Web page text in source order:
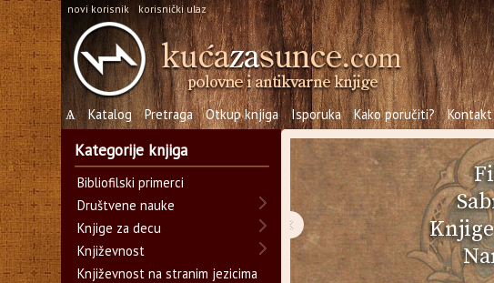
novi korisnik korisnički ulaz
Ѧ Katalog Pretraga Otkup knjiga Isporuka Kako poručiti? Kontakt
‹
Kategorije knjiga
Bibliofilski primerci
Društvene nauke
Knjige za decu
Književnost
Književnost na stranim jezicima